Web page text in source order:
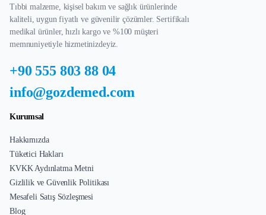
Tıbbi malzeme, kişisel bakım ve sağlık ürünlerinde
kaliteli, uygun fiyatlı ve güvenilir çözümler. Sertifikalı
medikal ürünler, hızlı kargo ve %100 müşteri
memnuniyetiyle hizmetinizdeyiz.
+90 555 803 88 04
info@gozdemed.com
Kurumsal
Hakkımızda
Tüketici Hakları
KVKK Aydınlatma Metni
Gizlilik ve Güvenlik Politikası
Mesafeli Satış Sözleşmesi
Blog